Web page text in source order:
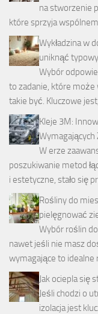
na stworzenie
które sprzyja
Wykładzina w
uniknąć
Wybór
to zadanie, które może
takie być. Kluczowe
Kleje 3M:
W erze
poszukiwanie metod
i estetyczne, stało się
Rośliny do
pielęgnować
Wybór roślin
nawet jeśli nie masz
wymagające to idealne
Jak ociepla się
Jeśli chodzi o
izolacja jest